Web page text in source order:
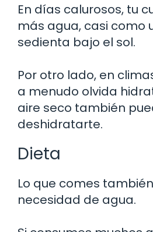
En días calurosos, tu
más agua, casi como
sedienta bajo el sol.
Por otro lado, en
a menudo olvida
aire seco también
deshidratarte.
Dieta
Lo que comes
necesidad de agua.